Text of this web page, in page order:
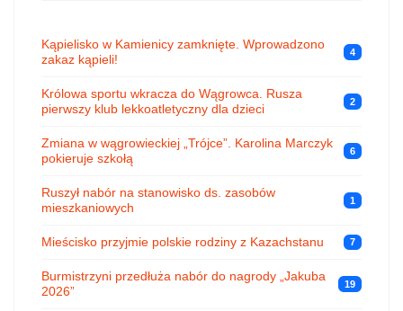
Kąpielisko w Kamienicy zamknięte. Wprowadzono
zakaz kąpieli!
4
Królowa sportu wkracza do Wągrowca. Rusza
pierwszy klub lekkoatletyczny dla dzieci
2
Zmiana w wągrowieckiej „Trójce”. Karolina Marczyk
pokieruje szkołą
6
Ruszył nabór na stanowisko ds. zasobów
mieszkaniowych
1
Mieścisko przyjmie polskie rodziny z Kazachstanu 7
Burmistrzyni przedłuża nabór do nagrody „Jakuba
2026”
19